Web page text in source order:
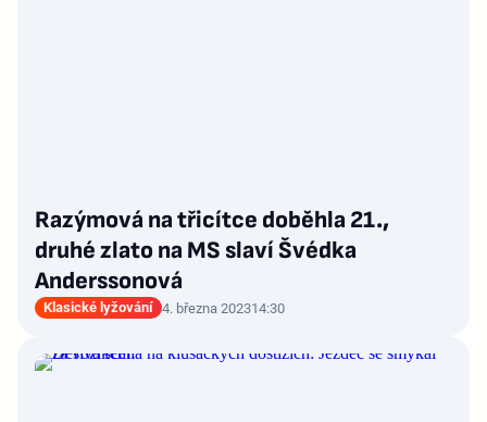
Razýmová na třicítce doběhla 21.,
druhé zlato na MS slaví Švédka
Anderssonová
Klasické lyžování 4. března 202314:30